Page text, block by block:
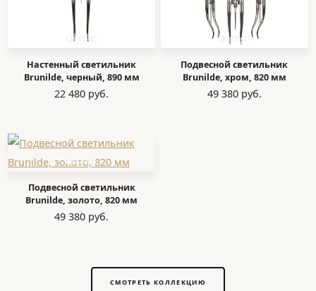
Настенный светильник
Brunilde, черный, 890 мм
22 480 руб.
Подвесной светильник
Brunilde, хром, 820 мм
49 380 руб.
Подвесной светильник
Brunilde, золото, 820 мм
49 380 руб.
СМОТРЕТЬ КОЛЛЕКЦИЮ